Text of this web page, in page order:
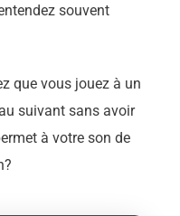
souvent
que vous jouez à un
suivant sans avoir
à votre son de